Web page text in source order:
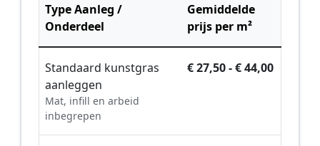
Type Aanleg /
Onderdeel
Gemiddelde
prijs per m²
Standaard kunstgras
aanleggen
Mat, infill en arbeid
inbegrepen
€ 27,50 - € 44,00